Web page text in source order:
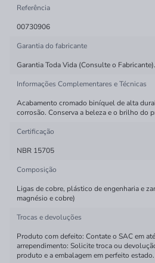
Referência
00730906
Garantia do fabricante
Garantia Toda Vida (Consulte o Fabricante).
Informações Complementares e Técnicas
Acabamento cromado biníquel de alta
corrosão. Conserva a beleza e o brilho do
Certificação
NBR 15705
Composição
Ligas de cobre, plástico de engenharia e
magnésio e cobre)
Trocas e devoluções
Produto com defeito: Contate o SAC em
arrependimento: Solicite troca ou
produto e a embalagem em perfeito